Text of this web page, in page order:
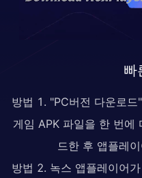
빠
방법 1. "PC버전 다운로
게임 APK 파일을 한 번에
드한 후 앱플레
방법 2. 녹스 앱플레이어